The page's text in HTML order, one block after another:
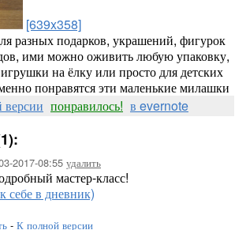
[639x358]
разных подарков, украшений, фигурок
ими можно оживить любую упаковку,
на ёлку или просто для детских
понравятся эти маленькие милашки
версии понравилось! в evernote
2017-08:55 удалить
мастер-класс!
себе в дневник)
- К полной версии